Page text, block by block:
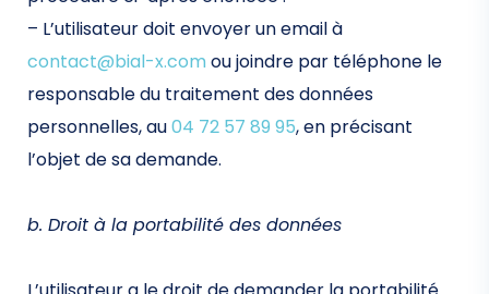
– L’utilisateur doit envoyer un email à
contact@bial-x.com ou joindre par téléphone le
responsable du traitement des données
personnelles, au04 72 57 89 95, en précisant
l’objet de sa demande.
b. Droit à la portabilité des données